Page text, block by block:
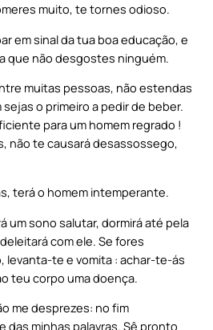
muito, te tornes odioso.
em sinal da tua boa educação, e
que não desgostes ninguém.
muitas pessoas, não estendas
o primeiro a pedir de beber.
para um homem regrado !
não te causará desassossego,
terá o homem intemperante.
um sono salutar, dormirá até pela
com ele. Se fores
levanta-te e vomita : achar-te-ás
teu corpo uma doença.
me desprezes: no fim
das minhas palavras. Sê pronto